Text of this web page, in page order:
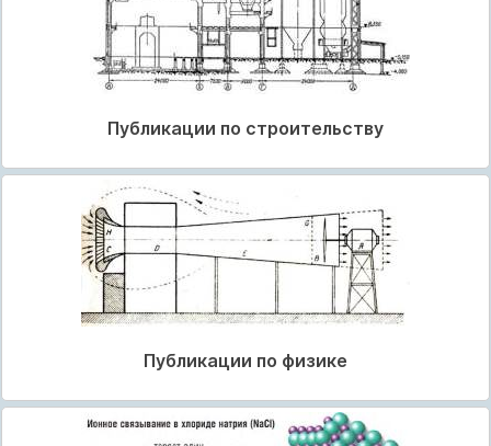
Публикации по строительству
Публикации по физике